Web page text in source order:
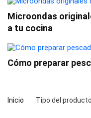
Microondas
a tu cocina
Cómo preparar
Inicio Tipo del producto